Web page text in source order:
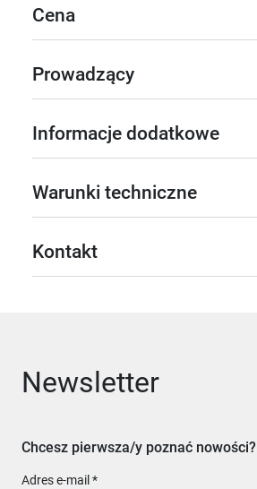
Cena
Prowadzący
Informacje dodatkowe
Warunki techniczne
Kontakt
Newsletter
Chcesz pierwsza/y poznać nowości?
Adres e-mail